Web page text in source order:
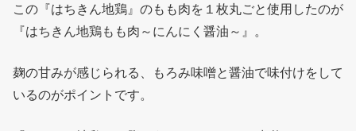
この『はちきん地鶏』のもも肉を１枚丸ごと使用したのが
『はちきん地鶏もも肉～にんにく醤油～』。
麹の甘みが感じられる、もろみ味噌と醤油で味付けをして
いるのがポイントです。